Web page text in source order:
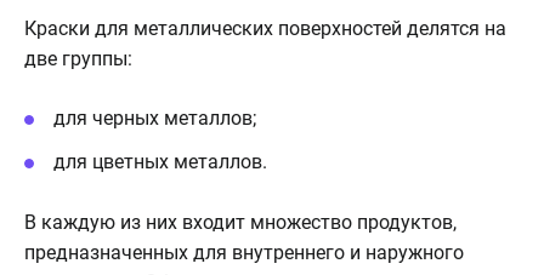
Краски для металлических поверхностей делятся на
две группы:
для черных металлов;
для цветных металлов.
В каждую из них входит множество продуктов,
предназначенных для внутреннего и наружного